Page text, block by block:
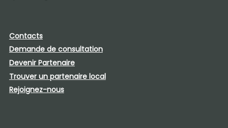
Contacts
Demande de consultation
Devenir Partenaire​
Trouver un partenaire local
Rejoignez-nous